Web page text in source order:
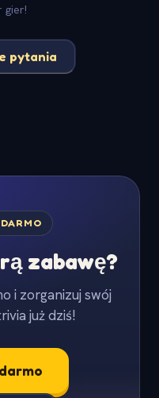
gier!
pytania
zabawę?
i zorganizuj swój
już dziś!